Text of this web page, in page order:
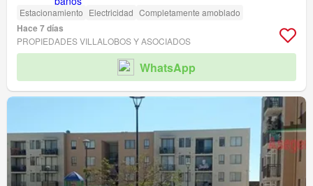
Estacionamiento Electricidad Completamente amoblado
Hace 7 días
PROPIEDADES VILLALOBOS Y ASOCIADOS
WhatsApp